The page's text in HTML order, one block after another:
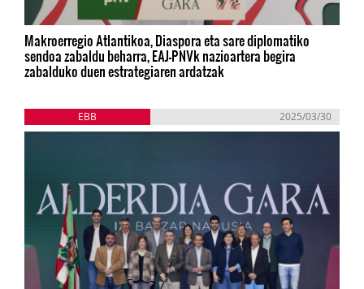
Makroerregio Atlantikoa, Diaspora eta sare diplomatiko
sendoa zabaldu beharra, EAJ-PNVk nazioartera begira
zabalduko duen estrategiaren ardatzak
EBB 2025/03/30